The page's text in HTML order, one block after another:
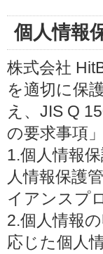
個人情報
株式会社
を適切に保
え、JIS Q
の要求事項
1.個人情報
人情報保護
イアンスプ
2.個人情報
応じた個人